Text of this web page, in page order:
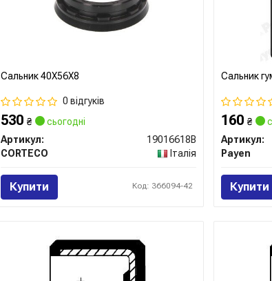
Сальник 40X56X8
0 відгуків
530₴
сьогодні
Артикул:
19016618B
CORTECO
Італія
Купити Код: 366094-42
Сальник
160₴
Артикул:
Payen
Купити